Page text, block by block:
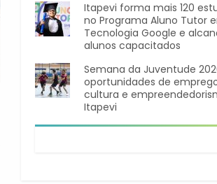
Itapevi forma mais 120
no Programa Aluno Tutor
Tecnologia Google e
alunos capacitados
Semana da Juventude
oportunidades de
cultura e
Itapevi